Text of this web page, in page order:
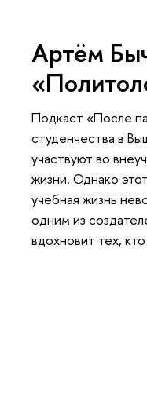
Артём
Подкаст «После
студенчества в
участвуют во
жизни. Однако
учебная жизнь
одним из
вдохновит тех,